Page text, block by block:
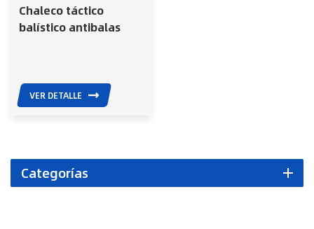
Chaleco táctico
balístico antibalas
VER DETALLE
Categorías